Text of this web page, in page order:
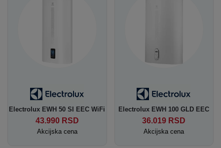
Electrolux EWH 50 SI EEC WiFi
43.990 RSD
Akcijska cena
Electrolux EWH 100 GLD EEC
36.019 RSD
Akcijska cena